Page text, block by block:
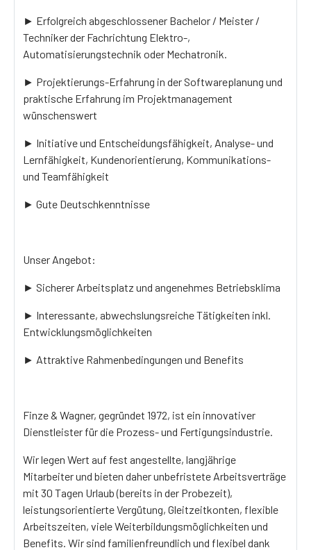
► Erfolgreich abgeschlossener Bachelor / Meister /
Techniker der Fachrichtung Elektro-,
Automatisierungstechnik oder Mechatronik.
► Projektierungs-Erfahrung in der Softwareplanung und
praktische Erfahrung im Projektmanagement
wünschenswert
► Initiative und Entscheidungsfähigkeit, Analyse- und
Lernfähigkeit, Kundenorientierung, Kommunikations-
und Teamfähigkeit
► Gute Deutschkenntnisse
Unser Angebot:
► Sicherer Arbeitsplatz und angenehmes Betriebsklima
► Interessante, abwechslungsreiche Tätigkeiten inkl.
Entwicklungsmöglichkeiten
► Attraktive Rahmenbedingungen und Benefits
Finze & Wagner, gegründet 1972, ist ein innovativer
Dienstleister für die Prozess- und Fertigungsindustrie.
Wir legen Wert auf fest angestellte, langjährige
Mitarbeiter und bieten daher unbefristete Arbeitsverträge
mit 30 Tagen Urlaub (bereits in der Probezeit),
leistungsorientierte Vergütung, Gleitzeitkonten, flexible
Arbeitszeiten, viele Weiterbildungsmöglichkeiten und
Benefits. Wir sind familienfreundlich und flexibel dank